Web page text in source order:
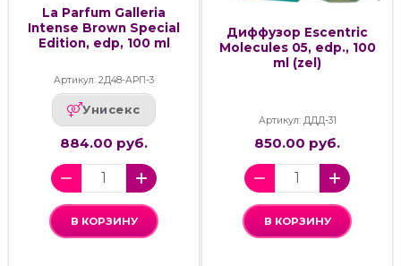
La Parfum Galleria
Intense Brown Special
Edition, edp, 100 ml
Артикул: 2Д48-АРП-3
Унисекс
884.00 руб.
В КОРЗИНУ
Диффузор Escentric
Molecules 05, edp., 100
ml (zel)
Артикул: ДДД-31
850.00 руб.
В КОРЗИНУ